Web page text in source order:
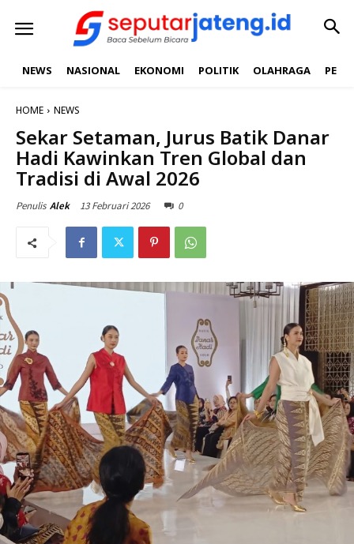
NEWS NASIONAL EKONOMI POLITIK OLAHRAGA
HOME NEWS
Sekar Setaman, Jurus Batik Danar
Hadi Kawinkan Tren Global dan
Tradisi di Awal 2026
Penulis Alek 13 Februari 2026 0